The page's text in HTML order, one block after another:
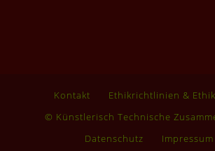
Kontakt
Ethikrichtlinien &
© Künstlerisch Technische
Datenschutz
Impressum